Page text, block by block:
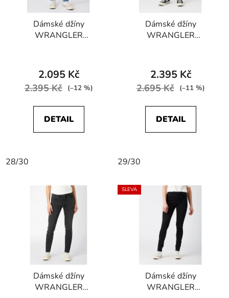
Dámské džíny
WRANGLER
2.095 Kč
2.395 Kč (–12 %)
DETAIL
28/30
Dámské džíny
WRANGLER
2.395 Kč
2.695 Kč (–11 %)
DETAIL
29/30
Dámské džíny
WRANGLER
SLEVA
Dámské džíny
WRANGLER